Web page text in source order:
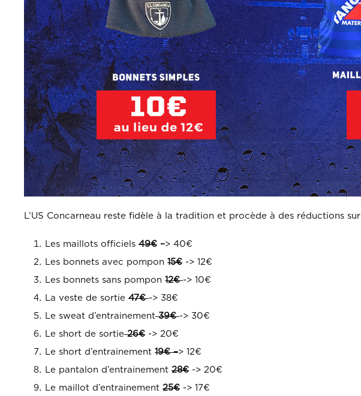
L’US Concarneau reste fidèle à la tradition et procède à des réductions
Les maillots officiels 49€ –> 40€
Les bonnets avec pompon 15€ -> 12€
Les bonnets sans pompon 12€-> 10€
La veste de sortie 47€-> 38€
Le sweat d’entrainement39€-> 30€
Le short de sortie26€ -> 20€
Le short d’entrainement 19€ –> 12€
Le pantalon d’entrainement 28€ -> 20€
Le maillot d’entrainement 25€ -> 17€